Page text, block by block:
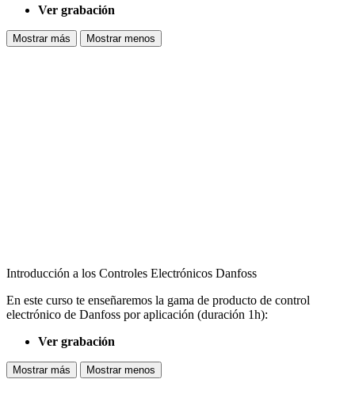
Ver grabación
Mostrar más Mostrar menos
Introducción a los Controles Electrónicos Danfoss
En este curso te enseñaremos la gama de producto de control
electrónico de Danfoss por aplicación (duración 1h):
Ver grabación
Mostrar más Mostrar menos